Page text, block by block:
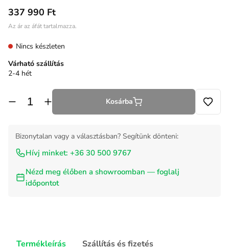
337 990 Ft
Az ár az áfát tartalmazza.
Nincs készleten
Várható szállítás
2-4 hét
Kosárba
Bizonytalan vagy a választásban? Segítünk dönteni:
Hívj minket: +36 30 500 9767
Nézd meg élőben a showroomban — foglalj
időpontot
Termékleírás Szállítás és fizetés